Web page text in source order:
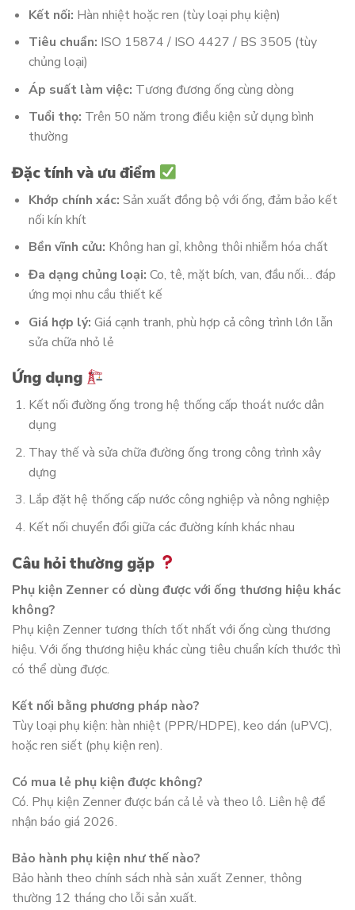
Kết nối: Hàn nhiệt hoặc ren (tùy loại phụ kiện)
Tiêu chuẩn: ISO 15874 / ISO 4427 / BS 3505 (tùy
chủng loại)
Áp suất làm việc: Tương đương ống cùng dòng
Tuổi thọ: Trên 50 năm trong điều kiện sử dụng bình
thường
Đặc tính và ưu điểm
Khớp chính xác: Sản xuất đồng bộ với ống, đảm bảo kết
nối kín khít
Bền vĩnh cửu: Không han gỉ, không thôi nhiễm hóa chất
Đa dạng chủng loại: Co, tê, mặt bích, van, đầu nối… đáp
ứng mọi nhu cầu thiết kế
Giá hợp lý: Giá cạnh tranh, phù hợp cả công trình lớn lẫn
sửa chữa nhỏ lẻ
Ứng dụng
Kết nối đường ống trong hệ thống cấp thoát nước dân
dụng
Thay thế và sửa chữa đường ống trong công trình xây
dựng
Lắp đặt hệ thống cấp nước công nghiệp và nông nghiệp
Kết nối chuyển đổi giữa các đường kính khác nhau
Câu hỏi thường gặp
Phụ kiện Zenner có dùng được với ống thương hiệu khác
không?
Phụ kiện Zenner tương thích tốt nhất với ống cùng thương
hiệu. Với ống thương hiệu khác cùng tiêu chuẩn kích thước thì
có thể dùng được.
Kết nối bằng phương pháp nào?
Tùy loại phụ kiện: hàn nhiệt (PPR/HDPE), keo dán (uPVC),
hoặc ren siết (phụ kiện ren).
Có mua lẻ phụ kiện được không?
Có. Phụ kiện Zenner được bán cả lẻ và theo lô. Liên hệ để
nhận báo giá 2026.
Bảo hành phụ kiện như thế nào?
Bảo hành theo chính sách nhà sản xuất Zenner, thông
thường 12 tháng cho lỗi sản xuất.